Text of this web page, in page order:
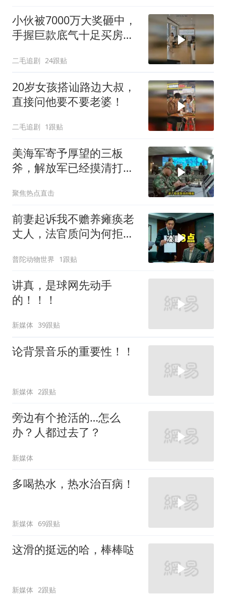
小伙被7000万大奖砸中，
手握巨款底气十足买房不
二毛追剧 24跟贴
20岁女孩搭讪路边大叔，
直接问他要不要老婆！
二毛追剧 1跟贴
美海军寄予厚望的三板
斧，解放军已经摸清打
聚焦热点直击
前妻起诉我不赡养瘫痪老
丈人，法官质问为何拒不
普陀动物世界 1跟贴
讲真，是球网先动手
的！！！
新媒体 39跟贴
论背景音乐的重要性！！
新媒体 2跟贴
旁边有个抢活的…怎么
办？人都过去了？
新媒体
多喝热水，热水治百病！
新媒体 69跟贴
这滑的挺远的哈，棒棒哒
新媒体 2跟贴